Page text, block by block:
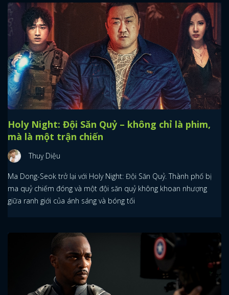
Holy Night: Đội Săn Quỷ – không chỉ là phim,
mà là một trận chiến
Thuỵ Diệu
Ma Dong-Seok trở lại với Holy Night: Đội Săn Quỷ. Thành phố bị
ma quỷ chiếm đóng và một đội săn quỷ không khoan nhượng
giữa ranh giới của ánh sáng và bóng tối